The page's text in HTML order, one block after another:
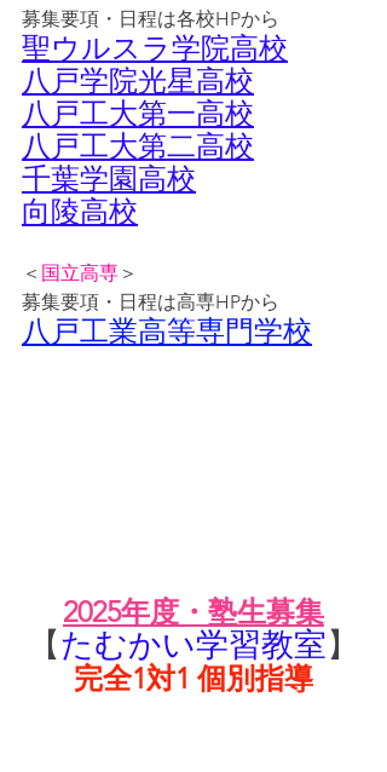
募集要項・日程は各校HPから
聖ウルスラ学院高校
八戸学院光星高校
八戸工大第一高校
八戸工大第二高校
千葉学園高校
向陵高校
＜ 国立高専 ＞
募集要項・日程は高専HPから
八戸工業高等専門学校
2025年度・塾生募集
【たむかい学習教室】
完全1対1 個別指導